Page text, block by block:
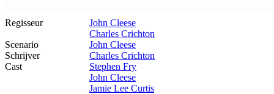
Regisseur
John Cleese
Charles Crichton
Scenario
John Cleese
Schrijver
Charles Crichton
Cast
Stephen Fry
John Cleese
Jamie Lee Curtis